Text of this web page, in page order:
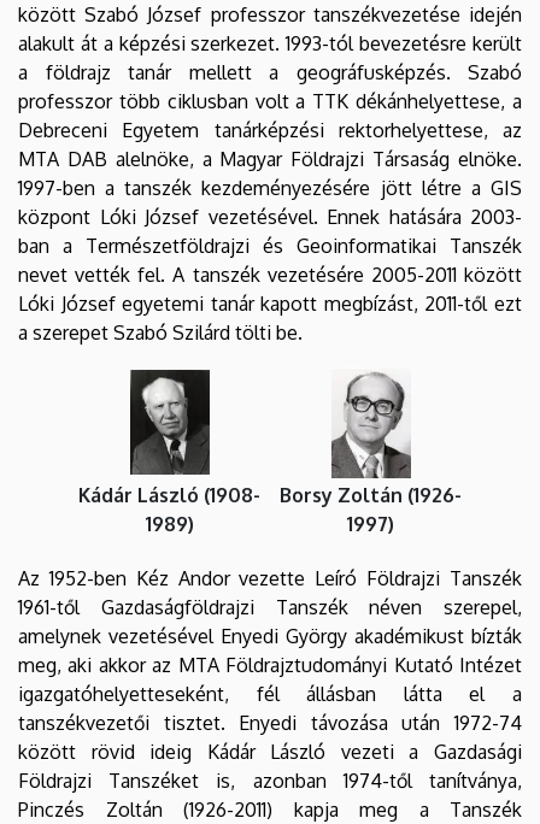
között Szabó József professzor tanszékvezetése idején
alakult át a képzési szerkezet. 1993-tól bevezetésre került
a földrajz tanár mellett a geográfusképzés. Szabó
professzor több ciklusban volt a TTK dékánhelyettese, a
Debreceni Egyetem tanárképzési rektorhelyettese, az
MTA DAB alelnöke, a Magyar Földrajzi Társaság elnöke.
1997-ben a tanszék kezdeményezésére jött létre a GIS
központ Lóki József vezetésével. Ennek hatására 2003-
ban a Természetföldrajzi és Geoinformatikai Tanszék
nevet vették fel. A tanszék vezetésére 2005-2011 között
Lóki József egyetemi tanár kapott megbízást, 2011-től ezt
a szerepet Szabó Szilárd tölti be.
Kádár László (1908-
1989)
Borsy Zoltán (1926-
1997)
Az 1952-ben Kéz Andor vezette Leíró Földrajzi Tanszék
1961-től Gazdaságföldrajzi Tanszék néven szerepel,
amelynek vezetésével Enyedi György akadémikust bízták
meg, aki akkor az MTA Földrajztudományi Kutató Intézet
igazgatóhelyetteseként, fél állásban látta el a
tanszékvezetői tisztet. Enyedi távozása után 1972-74
között rövid ideig Kádár László vezeti a Gazdasági
Földrajzi Tanszéket is, azonban 1974-től tanítványa,
Pinczés Zoltán (1926-2011) kapja meg a Tanszék